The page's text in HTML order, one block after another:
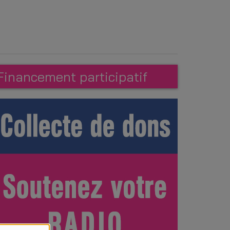
participatif